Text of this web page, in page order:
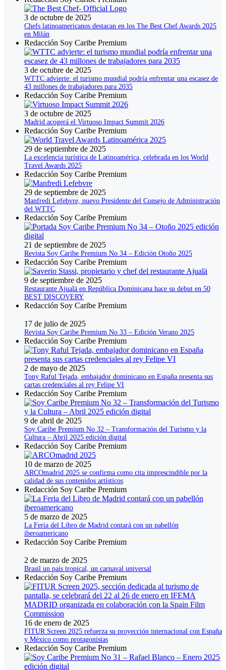
3 de octubre de 2025
Chefs latinoamericanos destacan en los The Best Chef Awards 2025
en Milán
Redacción Soy Caribe Premium
3 de octubre de 2025
WTTC advierte: el turismo mundial podría enfrentar una escasez de
43 millones de trabajadores para 2035
Redacción Soy Caribe Premium
3 de octubre de 2025
Madrid acogerá el Virtuoso Impact Summit 2026
Redacción Soy Caribe Premium
29 de septiembre de 2025
La excelencia turística de Latinoamérica, celebrada en los World
Travel Awards 2025
Redacción Soy Caribe Premium
29 de septiembre de 2025
Manfredi Lefebvre, nuevo Presidente del Consejo de Administración
del WTTC
Redacción Soy Caribe Premium
21 de septiembre de 2025
Revista Soy Caribe Premium No 34 – Edición Otoño 2025
Redacción Soy Caribe Premium
9 de septiembre de 2025
Restaurante Ajualä en República Dominicana hace su debut en 50
BEST DISCOVERY
Redacción Soy Caribe Premium
17 de julio de 2025
Revista Soy Caribe Premium No 33 – Edición Verano 2025
Redacción Soy Caribe Premium
2 de mayo de 2025
Tony Raful Tejada, embajador dominicano en España presenta sus
cartas credenciales al rey Felipe VI
Redacción Soy Caribe Premium
9 de abril de 2025
Soy Caribe Premium No 32 – Transformación del Turismo y la
Cultura – Abril 2025 edición digital
Redacción Soy Caribe Premium
10 de marzo de 2025
ARCOmadrid 2025 se confirma como cita imprescindible por la
calidad de sus contenidos artísticos
Redacción Soy Caribe Premium
5 de marzo de 2025
La Feria del Libro de Madrid contará con un pabellón
iberoamericano
Redacción Soy Caribe Premium
2 de marzo de 2025
Brasil un país tropical, un carnaval universal
Redacción Soy Caribe Premium
16 de enero de 2025
FITUR Screen 2025 refuerza su proyección internacional con España
y México como protagonistas
Redacción Soy Caribe Premium